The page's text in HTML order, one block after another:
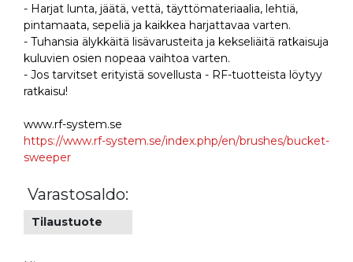
- Harjat lunta, jäätä, vettä, täyttömateriaalia, lehtiä,
pintamaata, sepeliä ja kaikkea harjattavaa varten.
- Tuhansia älykkäitä lisävarusteita ja kekseliäitä ratkaisuja
kuluvien osien nopeaa vaihtoa varten.
- Jos tarvitset erityistä sovellusta - RF-tuotteista löytyy
ratkaisu!
www.rf-system.se
https://www.rf-system.se/index.php/en/brushes/bucket-
sweeper
Varastosaldo:
Tilaustuote